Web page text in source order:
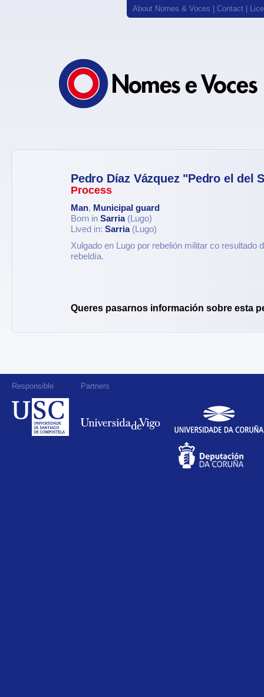
About Nomes & Voces Contact
Pedro Díaz Vázquez "Pedro el del
Process
Man, Municipal guard
Born in Sarria(Lugo)
Lived in: Sarria(Lugo)
Xulgado en Lugo por rebelión militar co resultado
rebeldía.
Queres pasarnos información sobre esta
Responsible Partners